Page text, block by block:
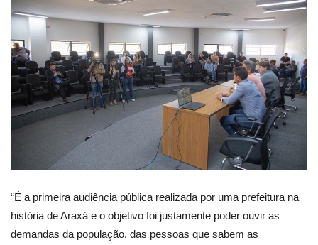
“É a primeira audiência pública realizada por uma prefeitura na
história de Araxá e o objetivo foi justamente poder ouvir as
demandas da população, das pessoas que sabem as